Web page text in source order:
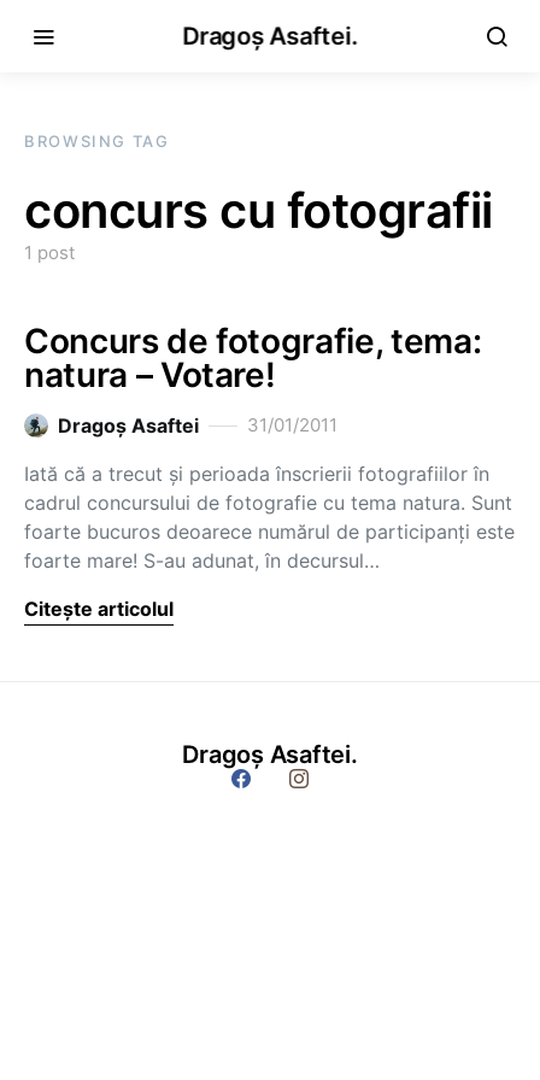
Dragoș Asaftei.
BROWSING TAG
concurs cu fotografii
1 post
Concurs de fotografie, tema:
natura – Votare!
Dragoş Asaftei 31/01/2011
Iată că a trecut şi perioada înscrierii fotografiilor în
cadrul concursului de fotografie cu tema natura. Sunt
foarte bucuros deoarece numărul de participanţi este
foarte mare! S-au adunat, în decursul…
Citește articolul
Dragoș Asaftei.